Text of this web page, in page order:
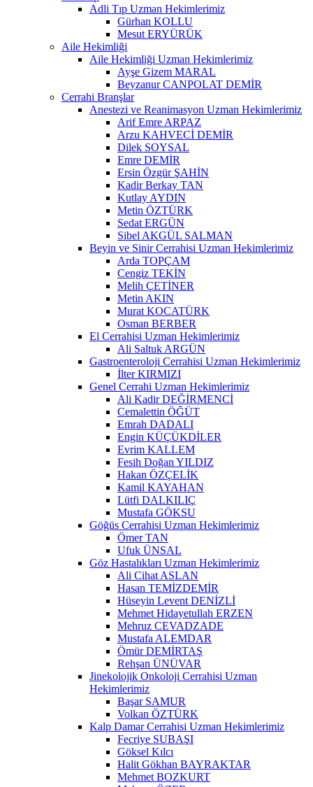
Adli Tıp Uzman Hekimlerimiz
Gürhan KOLLU
Mesut ERYÜRÜK
Aile Hekimliği
Aile Hekimliği Uzman Hekimlerimiz
Ayşe Gizem MARAL
Beyzanur CANPOLAT DEMİR
Cerrahi Branşlar
Anestezi ve Reanimasyon Uzman Hekimlerimiz
Arif Emre ARPAZ
Arzu KAHVECİ DEMİR
Dilek SOYSAL
Emre DEMİR
Ersin Özgür ŞAHİN
Kadir Berkay TAN
Kutlay AYDIN
Metin ÖZTÜRK
Sedat ERGÜN
Sibel AKGÜL SALMAN
Beyin ve Sinir Cerrahisi Uzman Hekimlerimiz
Arda TOPÇAM
Cengiz TEKİN
Melih ÇETİNER
Metin AKIN
Murat KOCATÜRK
Osman BERBER
El Cerrahisi Uzman Hekimlerimiz
Ali Saltuk ARGÜN
Gastroenteroloji Cerrahisi Uzman Hekimlerimiz
İlter KIRMIZI
Genel Cerrahi Uzman Hekimlerimiz
Ali Kadir DEĞİRMENCİ
Cemalettin ÖĞÜT
Emrah DADALI
Engin KÜÇÜKDİLER
Evrim KALLEM
Fesih Doğan YILDIZ
Hakan ÖZÇELİK
Kamil KAYAHAN
Lütfi DALKILIÇ
Mustafa GÖKSU
Göğüs Cerrahisi Uzman Hekimlerimiz
Ömer TAN
Ufuk ÜNSAL
Göz Hastalıkları Uzman Hekimlerimiz
Ali Cihat ASLAN
Hasan TEMİZDEMİR
Hüseyin Levent DENİZLİ
Mehmet Hidayetullah ERZEN
Mehruz CEVADZADE
Mustafa ALEMDAR
Ömür DEMİRTAŞ
Rehşan ÜNÜVAR
Jinekolojik Onkoloji Cerrahisi Uzman
Hekimlerimiz
Başar SAMUR
Volkan ÖZTÜRK
Kalp Damar Cerrahisi Uzman Hekimlerimiz
Fecriye SUBAŞI
Göksel Kılcı
Halit Gökhan BAYRAKTAR
Mehmet BOZKURT